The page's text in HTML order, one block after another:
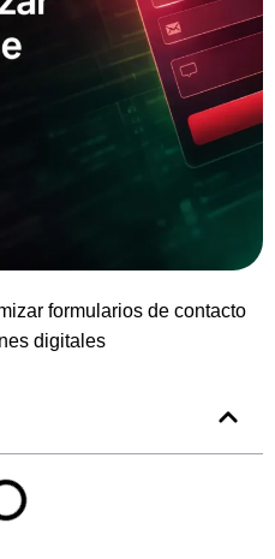
formularios de contacto
digitales